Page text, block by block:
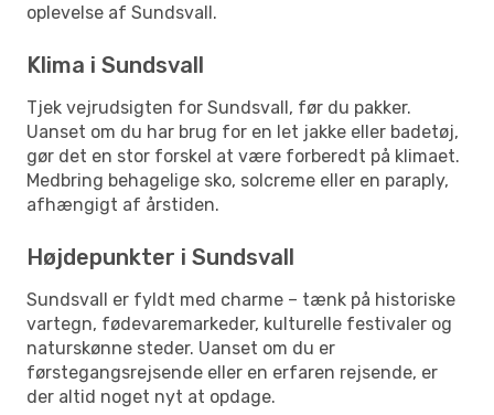
oplevelse af Sundsvall.
Klima i Sundsvall
Tjek vejrudsigten for Sundsvall, før du pakker.
Uanset om du har brug for en let jakke eller badetøj,
gør det en stor forskel at være forberedt på klimaet.
Medbring behagelige sko, solcreme eller en paraply,
afhængigt af årstiden.
Højdepunkter i Sundsvall
Sundsvall er fyldt med charme – tænk på historiske
vartegn, fødevaremarkeder, kulturelle festivaler og
naturskønne steder. Uanset om du er
førstegangsrejsende eller en erfaren rejsende, er
der altid noget nyt at opdage.